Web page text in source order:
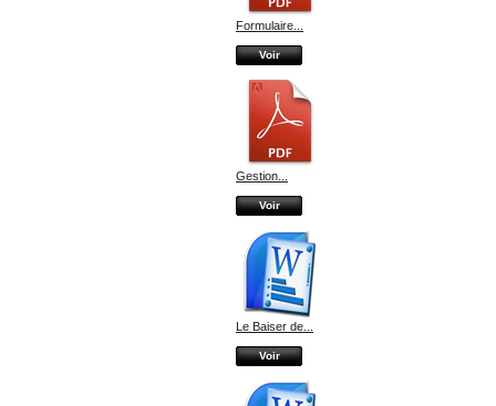
Formulaire...
Voir
Gestion...
Voir
Le Baiser de...
Voir